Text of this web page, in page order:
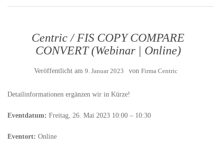
Centric / FIS COPY COMPARE
CONVERT (Webinar | Online)
Veröffentlicht am 9. Januar 2023 von Firma Centric
Detailinformationen ergänzen wir in Kürze!
Eventdatum: Freitag, 26. Mai 2023 10:00 – 10:30
Eventort: Online